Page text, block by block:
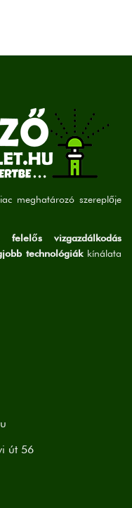
meghatározó szereplője
felelős vizgazdálkodás
technológiákkínálata
út 56